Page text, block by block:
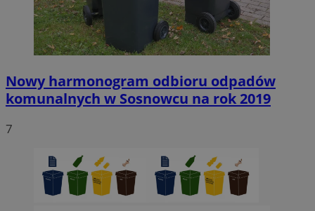
Nowy harmonogram odbioru odpadów
komunalnych w Sosnowcu na rok 2019
7